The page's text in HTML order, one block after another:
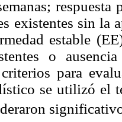
existentes sin la
estable
o
para
se utilizó el